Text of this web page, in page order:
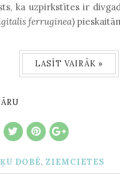
ka uzpirkstītes ir
ferruginea)
LASĪT VAIRĀK »
DOBĒ, ZIEMCIETES